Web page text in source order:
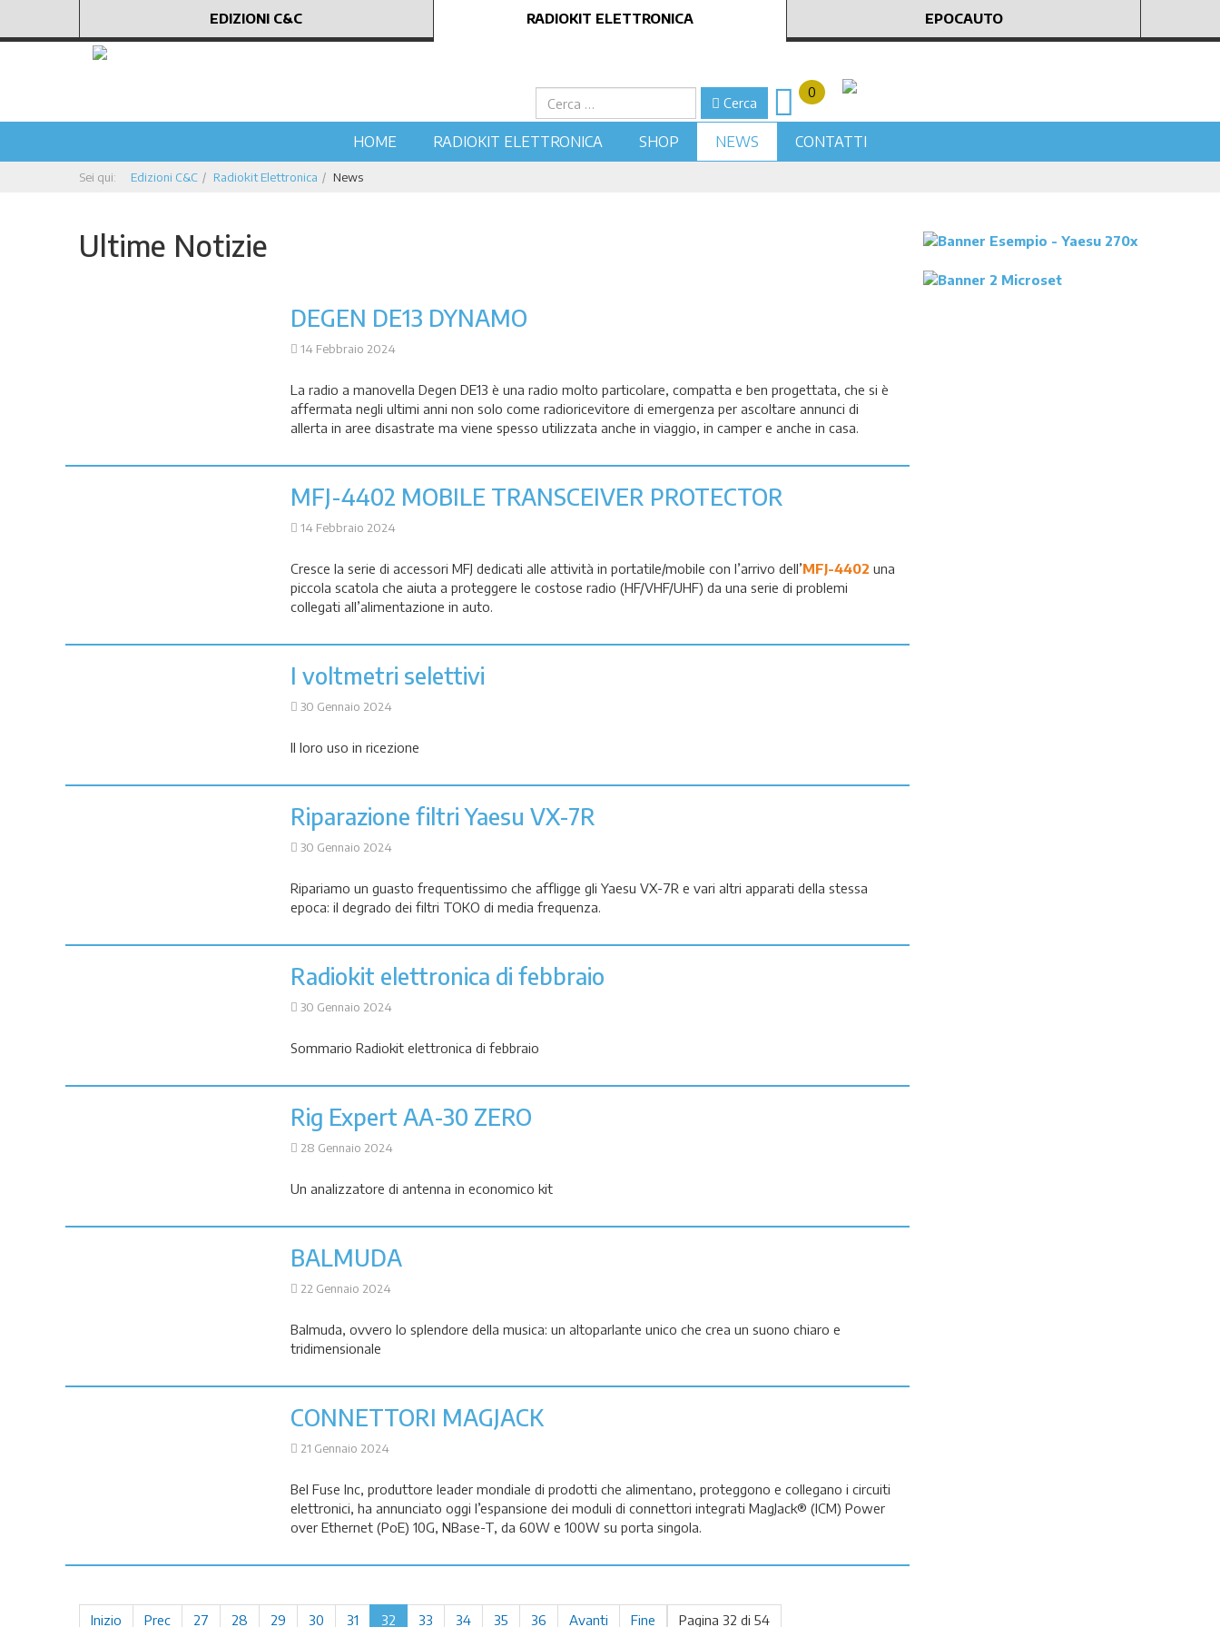
EDIZIONI C&C RADIOKIT ELETTRONICA EPOCAUTO
Cerca Cerca
0
HOME RADIOKIT ELETTRONICA SHOP NEWS CONTATTI
Sei qui: Edizioni C&C Radiokit Elettronica News
Ultime Notizie
DEGEN DE13 DYNAMO
14 Febbraio 2024
La radio a manovella Degen DE13 è una radio molto particolare, compatta e ben progettata, che si è
affermata negli ultimi anni non solo come radioricevitore di emergenza per ascoltare annunci di
allerta in aree disastrate ma viene spesso utilizzata anche in viaggio, in camper e anche in casa.
MFJ-4402 MOBILE TRANSCEIVER PROTECTOR
14 Febbraio 2024
Cresce la serie di accessori MFJ dedicati alle attività in portatile/mobile con l’arrivo dell’MFJ-4402 una
piccola scatola che aiuta a proteggere le costose radio (HF/VHF/UHF) da una serie di problemi
collegati all’alimentazione in auto.
I voltmetri selettivi
30 Gennaio 2024
Il loro uso in ricezione
Riparazione filtri Yaesu VX-7R
30 Gennaio 2024
Ripariamo un guasto frequentissimo che affligge gli Yaesu VX-7R e vari altri apparati della stessa
epoca: il degrado dei filtri TOKO di media frequenza.
Radiokit elettronica di febbraio
30 Gennaio 2024
Sommario Radiokit elettronica di febbraio
Rig Expert AA-30 ZERO
28 Gennaio 2024
Un analizzatore di antenna in economico kit
BALMUDA
22 Gennaio 2024
Balmuda, ovvero lo splendore della musica: un altoparlante unico che crea un suono chiaro e
tridimensionale
CONNETTORI MAGJACK
21 Gennaio 2024
Bel Fuse Inc, produttore leader mondiale di prodotti che alimentano, proteggono e collegano i circuiti
elettronici, ha annunciato oggi l’espansione dei moduli di connettori integrati MagJack® (ICM) Power
over Ethernet (PoE) 10G, NBase-T, da 60W e 100W su porta singola.
Pagina 32 di 54
Inizio Prec 27 28 29 30 31 32 33 34 35 36 Avanti Fine